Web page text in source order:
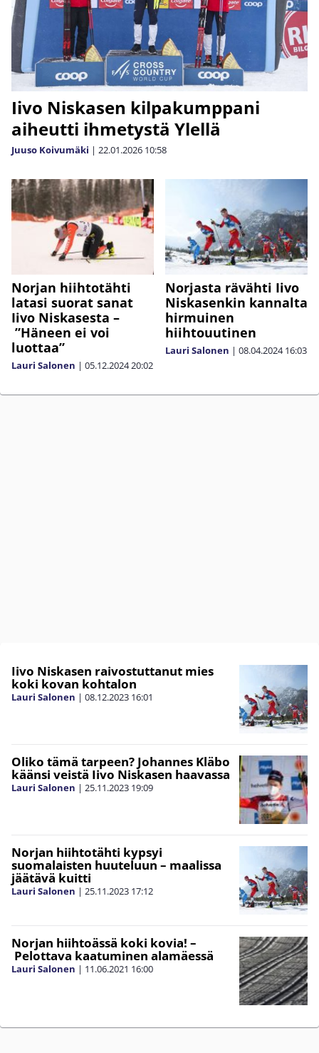
Iivo Niskasen kilpakumppani
aiheutti ihmetystä Ylellä
Juuso Koivumäki | 22.01.2026 10:58
Norjan hiihtotähti
latasi suorat sanat
Iivo Niskasesta –
”Häneen ei voi
luottaa”
Lauri Salonen | 05.12.202420:02
Norjasta rävähti Iivo
Niskasenkin kannalta
hirmuinen
hiihtouutinen
Lauri Salonen | 08.04.2024 16:03
Iivo Niskasen raivostuttanut mies
koki kovan kohtalon
Lauri Salonen | 08.12.2023 16:01
Oliko tämä tarpeen? Johannes Kläbo
käänsi veistä Iivo Niskasen haavassa
Lauri Salonen | 25.11.2023 19:09
Norjan hiihtotähti kypsyi
suomalaisten huuteluun – maalissa
jäätävä kuitti
Lauri Salonen | 25.11.2023 17:12
Norjan hiihtoässä koki kovia! –
Pelottava kaatuminen alamäessä
Lauri Salonen | 11.06.2021 16:00